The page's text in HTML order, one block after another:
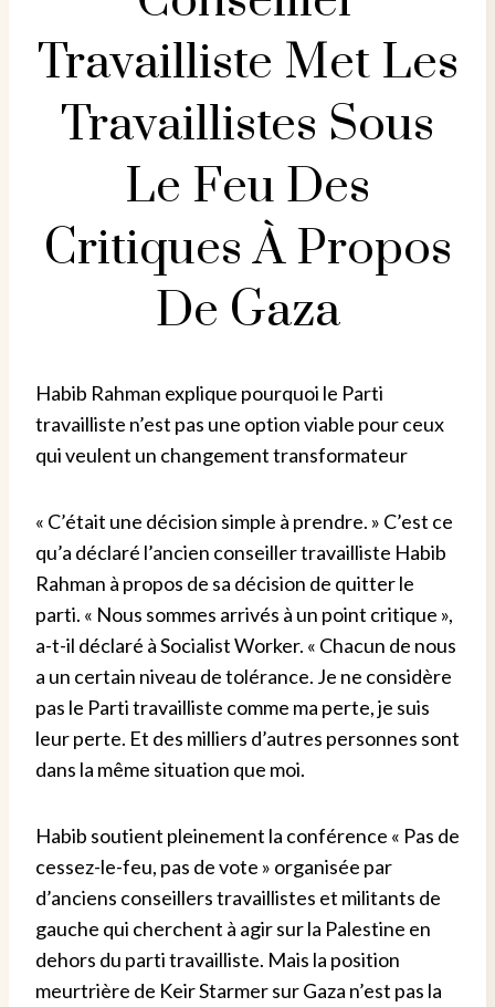
Travailliste Met Les
Travaillistes Sous
Le Feu Des
Critiques À Propos
De Gaza
Habib Rahman explique pourquoi le Parti
travailliste n’est pas une option viable pour ceux
qui veulent un changement transformateur
« C’était une décision simple à prendre. » C’est ce
qu’a déclaré l’ancien conseiller travailliste Habib
Rahman à propos de sa décision de quitter le
parti. « Nous sommes arrivés à un point critique »,
a-t-il déclaré à Socialist Worker. « Chacun de nous
a un certain niveau de tolérance. Je ne considère
pas le Parti travailliste comme ma perte, je suis
leur perte. Et des milliers d’autres personnes sont
dans la même situation que moi.
Habib soutient pleinement la conférence « Pas de
cessez-le-feu, pas de vote » organisée par
d’anciens conseillers travaillistes et militants de
gauche qui cherchent à agir sur la Palestine en
dehors du parti travailliste. Mais la position
meurtrière de Keir Starmer sur Gaza n’est pas la